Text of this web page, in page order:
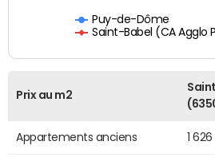
Puy-de-Dôme
Saint-Babel (CA Agglo
Prix au m2
Appartements anciens 1